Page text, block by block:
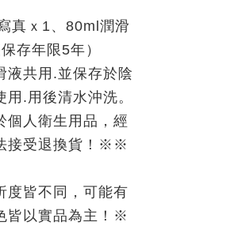
真ｘ 1 、 80ml潤滑
保存年限 5年）
液共用 .並保存於陰
用 . 用後清水沖洗。
個人衛生用品，經
受退換貨！ ※※
度皆不同，可能有
以實品為主！ ※